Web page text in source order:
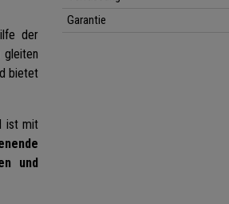
der
bietet
ist mit
und
Garantie